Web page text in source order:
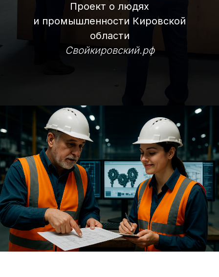
Проект о людях
и промышленности Кировской
области
Свойкировский.рф